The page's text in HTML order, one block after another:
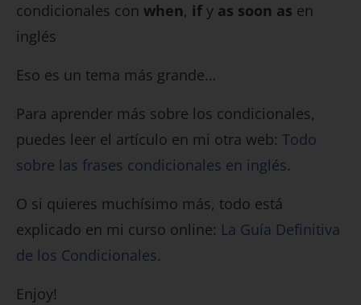
condicionales con when, if y as soon as en
inglés
Eso es un tema más grande…
Para aprender más sobre los condicionales,
puedes leer el artículo en mi otra web: Todo
sobre las frases condicionales en inglés.
O si quieres muchísimo más, todo está
explicado en mi curso online: La Guía Definitiva
de los Condicionales.
Enjoy!